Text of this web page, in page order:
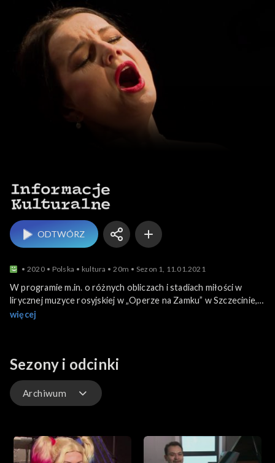
ODTWÓRZ
2020 Polska kultura 20m Sezon 1, 11.01.2021
W programie m.in. o różnych obliczach i stadiach miłości w
lirycznej muzyce rosyjskiej w „Operze na Zamku” w Szczecinie, a
także o futurystycznym cyklu serialowym „5.0” na deskach
więcej
Sezony i odcinki
Archiwum
Archiwum